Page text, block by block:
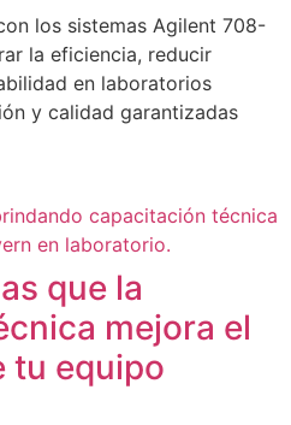
los sistemas Agilent 708-
la eficiencia, reducir
en laboratorios
y calidad garantizadas
que la
mejora el
tu equipo